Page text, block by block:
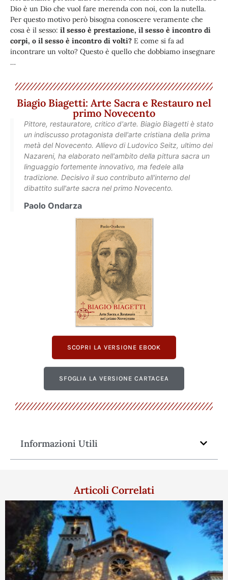
Dio è un Dio che vuol fare merenda con noi, con la nutella.
Per questo motivo però bisogna conoscere veramente che
cosa è il sesso: il sesso è prestazione, il sesso è incontro di
corpi, o il sesso è incontro di volti? E come si fa ad
incontrare un volto? Questo è quello che dobbiamo insegnare
…
Biagio Biagetti: Arte Sacra e Restauro nel
primo Novecento
Pittore, restauratore, critico d'arte. Biagio Biagetti è stato
un indiscusso protagonista dell'arte cristiana della prima
metà del Novecento. Allievo di Ludovico Seitz, ultimo dei
Nazareni, ha elaborato nell'ambito della pittura sacra un
linguaggio fortemente innovativo, ma fedele alla
tradizione. Decisivo il suo contributo all'interno del
dibattito sull'arte sacra nel primo Novecento.
Paolo Ondarza
SCOPRI LA VERSIONE EBOOK
SFOGLIA LA VERSIONE CARTACEA
Informazioni Utili
Articoli Correlati